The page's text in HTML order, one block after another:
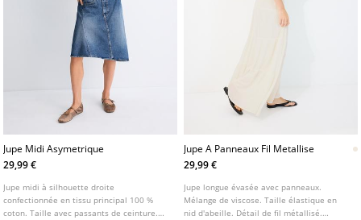
Jupe Midi Asymetrique
29,99 €
Jupe midi à silhouette droite
confectionnée en tissu principal 100 %
coton. Taille avec passants de ceinture.
Jupe A Panneaux Fil Metallise
29,99 €
Jupe longue évasée avec panneaux.
Mélange de viscose. Taille élastique en
nid d'abeille. Détail de fil métallisé.